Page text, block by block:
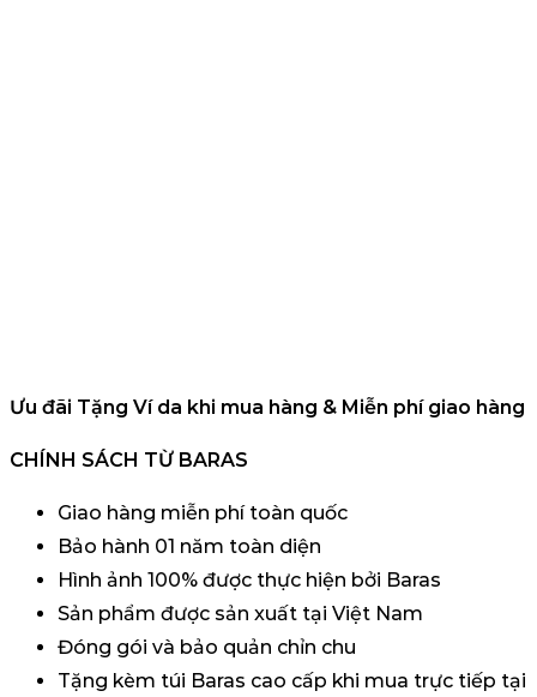
Ưu đãi Tặng Ví da khi mua hàng & Miễn phí giao hàng
CHÍNH SÁCH TỪ BARAS
Giao hàng miễn phí toàn quốc
Bảo hành 01 năm toàn diện
Hình ảnh 100% được thực hiện bởi Baras
Sản phẩm được sản xuất tại Việt Nam
Đóng gói và bảo quản chỉn chu
Tặng kèm túi Baras cao cấp khi mua trực tiếp tại